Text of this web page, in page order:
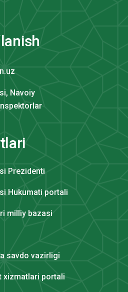
Navoiy
Prezidenti
Hukumati portali
milliy bazasi
savdo vazirligi
xizmatlari portali